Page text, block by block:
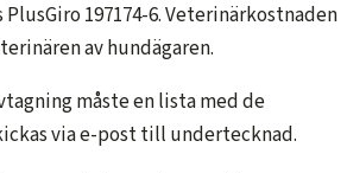
197174-6. Veterinärkostnaden
av hundägaren.
måste en lista med de
via e-post till undertecknad.